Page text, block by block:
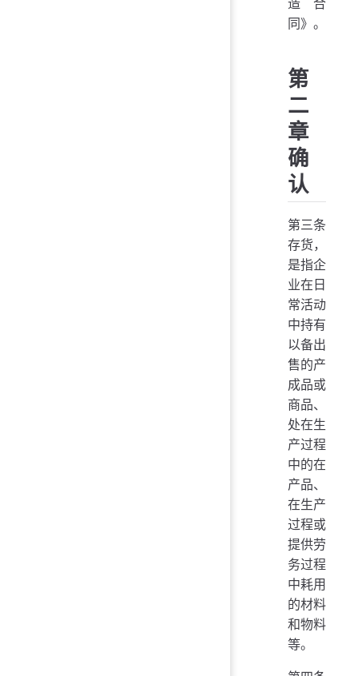
造合
同》。
第
二
章
确
认
第三条
存货，
是指企
业在日
常活动
中持有
以备出
售的产
成品或
商品、
处在生
产过程
中的在
产品、
在生产
过程或
提供劳
务过程
中耗用
的材料
和物料
等。